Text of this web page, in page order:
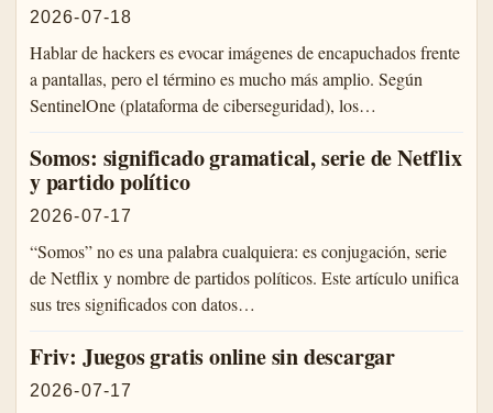
2026-07-18
Hablar de hackers es evocar imágenes de encapuchados frente
a pantallas, pero el término es mucho más amplio. Según
SentinelOne (plataforma de ciberseguridad), los…
Somos: significado gramatical, serie de Netflix
y partido político
2026-07-17
“Somos” no es una palabra cualquiera: es conjugación, serie
de Netflix y nombre de partidos políticos. Este artículo unifica
sus tres significados con datos…
Friv: Juegos gratis online sin descargar
2026-07-17